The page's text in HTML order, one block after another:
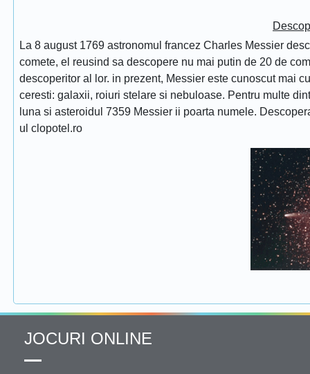
La 8 august 1769 astronomul francez Charles Messier
comete, el reusind sa descopere nu mai putin de 20 de
descoperitor al lor. in prezent, Messier este cunoscut mai
ceresti: galaxii, roiuri stelare si nebuloase. Pentru multe
luna si asteroidul 7359 Messier ii poarta numele.
ul clopotel.ro
JOCURI ONLINE